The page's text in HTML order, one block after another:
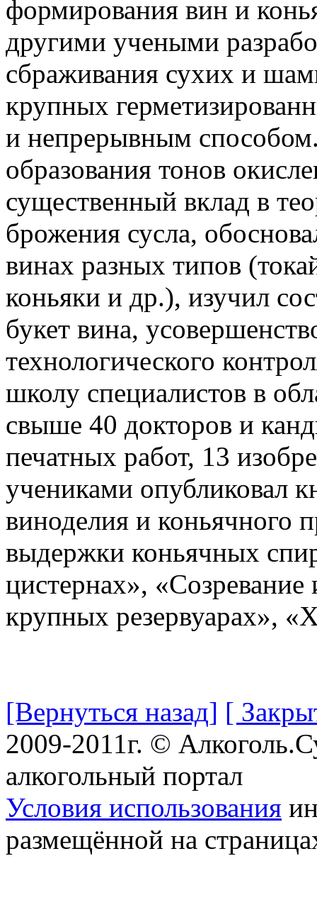
формирования вин и
другими учеными
сбраживания сухих и
крупных
и непрерывным
образования тонов
существенный вклад в
брожения сусла,
винах разных типов
коньяки и др.), изучил
букет вина,
технологического
школу специалистов в
свыше 40 докторов и
печатных работ, 13
учениками опубликовал
виноделия и коньячного
выдержки коньячных
цистернах»,
крупных резервуарах»,
[Вернуться назад] [
2009-2011г. ©
алкогольный портал
Условия использования
размещённой на